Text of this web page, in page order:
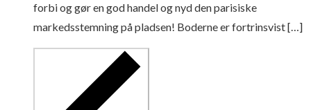
forbi og gør en god handel og nyd den parisiske
markedsstemning på pladsen! Boderne er fortrinsvist […]